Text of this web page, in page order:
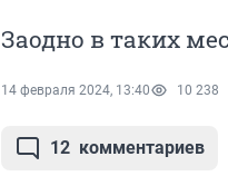
Заодно в таких
14 февраля 2024, 13:40 10 238
12 комментариев